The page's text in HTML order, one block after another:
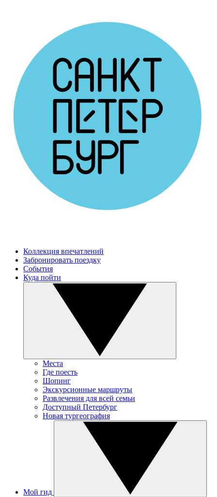
Коллекция впечатлений
Забронировать поездку
События
Куда пойти
Места
Где поесть
Шопинг
Экскурсионные маршруты
Развлечения для всей семьи
Доступный Петербург
Новая тургеография
Мой гид